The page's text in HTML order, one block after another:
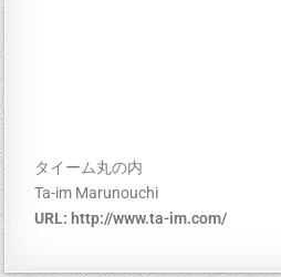
タイーム丸の内
Ta-im Marunouchi
URL: http://www.ta-im.com/